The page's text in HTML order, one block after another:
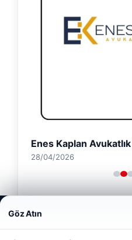
Enes Kaplan
28/04/2026
Web sitemizi nasıl
deneyiminizi kişiselleştirmek
Göz Atın